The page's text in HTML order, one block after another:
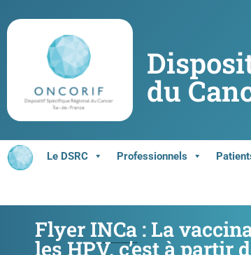
du
Le DSRC Professionnels
FlyerINCa : La
les HPV, c’est à partir